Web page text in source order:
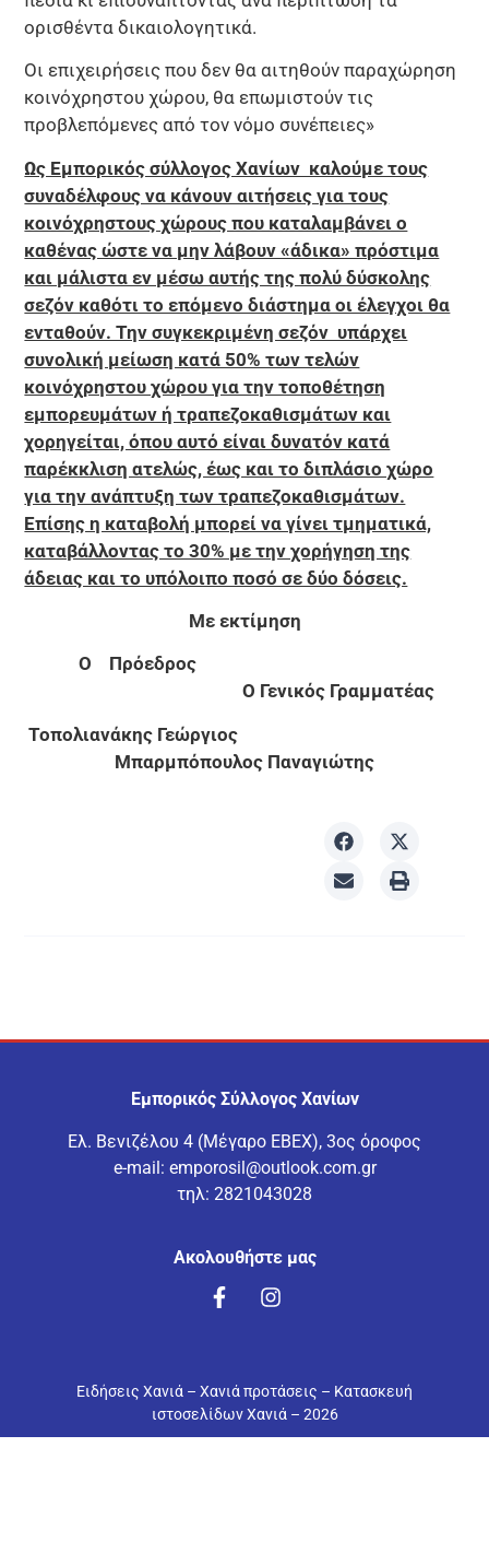
ορισθέντα δικαιολογητικά.
Οι επιχειρήσεις που δεν θα αιτηθούν παραχώρηση
κοινόχρηστου χώρου, θα επωμιστούν τις
προβλεπόμενες από τον νόμο συνέπειες»
Ως Εμπορικός σύλλογος Χανίων καλούμε τους
συναδέλφους να κάνουν αιτήσεις για τους
κοινόχρηστους χώρους που καταλαμβάνει ο
καθένας ώστε να μην λάβουν «άδικα» πρόστιμα
και μάλιστα εν μέσω αυτής της πολύ δύσκολης
σεζόν καθότι το επόμενο διάστημα οι έλεγχοι θα
ενταθούν. Την συγκεκριμένη σεζόν υπάρχει
συνολική μείωση κατά 50% των τελών
κοινόχρηστου χώρου για την τοποθέτηση
εμπορευμάτων ή τραπεζοκαθισμάτων και
χορηγείται, όπου αυτό είναι δυνατόν κατά
παρέκκλιση ατελώς, έως και το διπλάσιο χώρο
για την ανάπτυξη των τραπεζοκαθισμάτων.
Επίσης η καταβολή μπορεί να γίνει τμηματικά,
καταβάλλοντας το 30% με την χορήγηση της
άδειας και το υπόλοιπο ποσό σε δύο δόσεις.
Με εκτίμηση
O Πρόεδρος
Ο Γενικός Γραμματέας
Τοπολιανάκης Γεώργιος
Μπαρμπόπουλος Παναγιώτης
Εμπορικός Σύλλογος Χανίων
Ελ. Βενιζέλου 4 (Μέγαρο ΕΒΕΧ), 3ος όροφος
e-mail: emporosil@outlook.com.gr
τηλ: 2821043028
Ακολουθήστε μας
Eιδήσεις Χανιά – Χανιά προτάσεις – Κατασκευή
ιστοσελίδων Χανιά – 2026